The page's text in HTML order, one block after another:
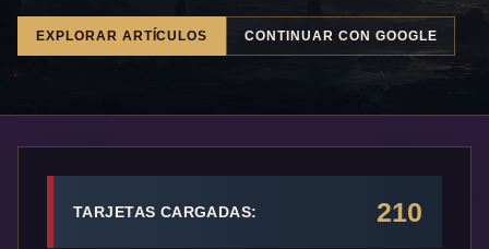
EXPLORAR ARTÍCULOS CONTINUAR CON GOOGLE
TARJETAS CARGADAS: 210